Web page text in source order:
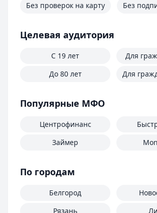
Без проверок на карту
Без
Целевая аудитория
С 19 лет
До 80 лет
Для
Для
Популярные МФО
Центрофинанс
Займер
По городам
Белгород
Рязань